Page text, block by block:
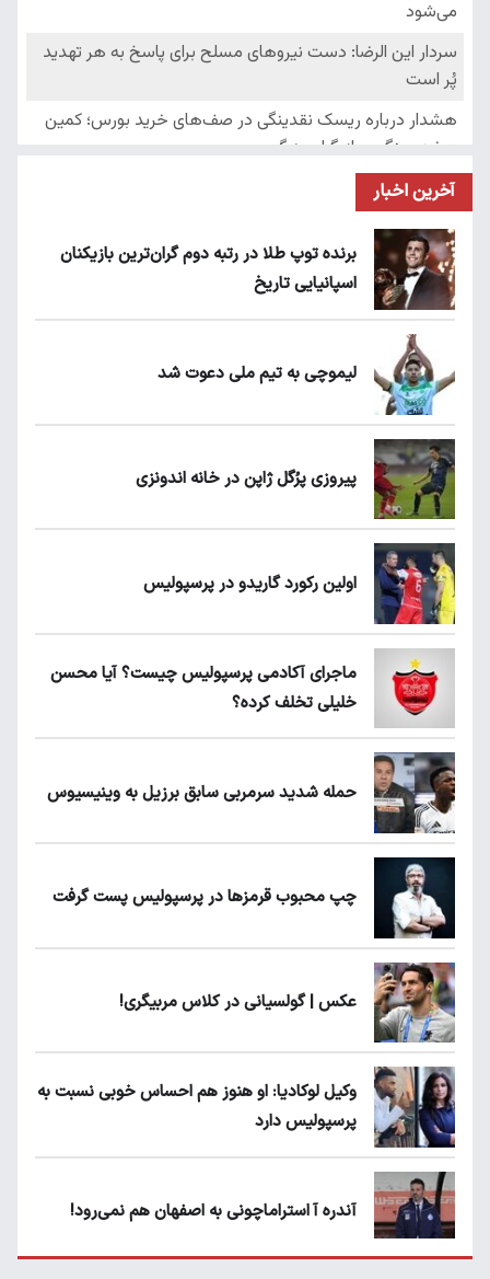
آخرین اخبار
برنده توپ طلا در رتبه دوم گران‌ترین بازیکنان
اسپانیایی تاریخ
لیموچی به تیم ملی دعوت شد
پیروزی پرُگل ژاپن در خانه اندونزی
اولین رکورد گاریدو در پرسپولیس
ماجرای آکادمی پرسپولیس چیست؟ آیا محسن
خلیلی تخلف کرده؟
حمله شدید سرمربی سابق برزیل به وینیسیوس
چپ محبوب قرمزها در پرسپولیس پست گرفت
عکس | گولسیانی در کلاس مربیگری!
وکیل لوکادیا: او هنوز هم احساس خوبی نسبت به
پرسپولیس دارد
آندره آ استراماچونی به اصفهان هم نمی‌رود!